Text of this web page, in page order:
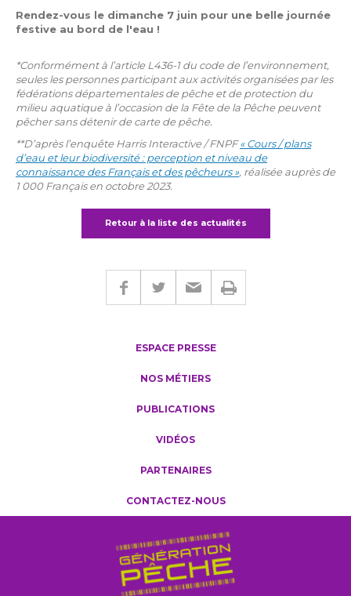
Rendez-vous le dimanche 7 juin pour une belle journée
festive au bord de l'eau !
*Conformément à l’article L436-1 du code de l’environnement,
seules les personnes participant aux activités organisées par les
fédérations départementales de pêche et de protection du
milieu aquatique à l’occasion de la Fête de la Pêche peuvent
pêcher sans détenir de carte de pêche.
**D’après l’enquête Harris Interactive / FNPF« Cours / plans
d’eau et leur biodiversité : perception et niveau de
connaissance des Français et des pêcheurs », réalisée auprès de
1 000 Français en octobre 2023.
Retour à la liste des actualités
ESPACE PRESSE
NOS MÉTIERS
PUBLICATIONS
VIDÉOS
PARTENAIRES
CONTACTEZ-NOUS